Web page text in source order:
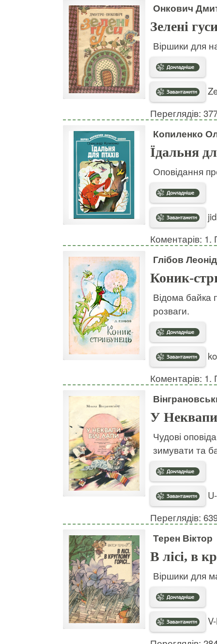
Онкович
Зелені
Віршики для
Переглядів:
Копиленко
Їдальня
Оповідання
Коментарів: 1.
Глібов Леонід
Коник-
Відома байка
розваги.
Коментарів: 1.
У Неквапи
Чудові
зимувати та
Переглядів:
Терен Віктор
В лісі, в
Віршики для